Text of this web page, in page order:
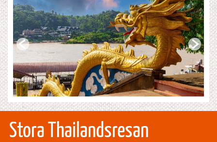
Stora Thailandsresan